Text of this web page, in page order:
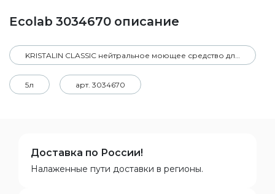
Ecolab 3034670 описание
KRISTALIN CLASSIC нейтральное моющее средство для ежедневной уборки санитарных зон
5л арт. 3034670
Доставка по России!
Налаженные пути доставки в регионы.